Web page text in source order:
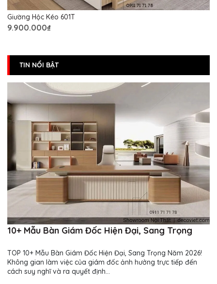
Giường Hộc Kéo 601T
9.900.000₫
TIN NỔI BẬT
10+ Mẫu Bàn Giám Đốc Hiện Đại, Sang Trọng
TOP 10+ Mẫu Bàn Giám Đốc Hiện Đại, Sang Trọng Năm 2026!
Không gian làm việc của giám đốc ảnh hưởng trực tiếp đến
cách suy nghĩ và ra quyết định...